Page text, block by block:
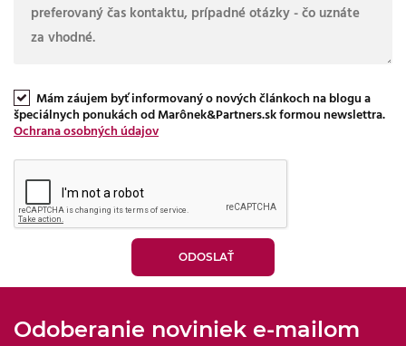
Mám záujem byť informovaný o nových článkoch na blogu a
špeciálnych ponukách od Marônek&Partners.sk formou newslettra.
Ochrana osobných údajov
Odoberanie noviniek e-mailom